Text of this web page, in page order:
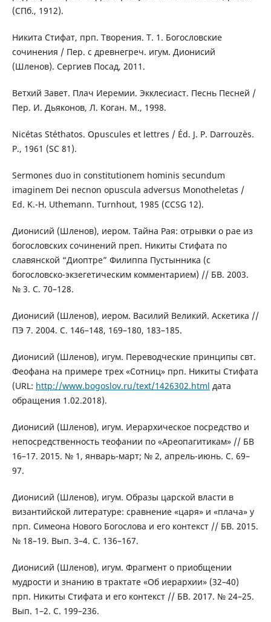
(СПб., 1912).
Никита Стифат, прп. Творения. Т. 1. Богословские
сочинения / Пер. с древнегреч. игум. Дионисий
(Шленов). Сергиев Посад, 2011.
Ветхий Завет. Плач Иеремии. Экклесиаст. Песнь Песней /
Пер. И. Дьяконов, Л. Коган. М., 1998.
Nicétas Stéthatos. Opuscules et lettres / Éd. J. P. Darrouzès.
P., 1961 (SС 81).
Sermones duo in constitutionem hominis secundum
imaginem Dei necnon opuscula adversus Monotheletas /
Ed. K.-H. Uthemann. Turnhout, 1985 (CCSG 12).
Дионисий (Шленов), иером. Тайна Рая: отрывки о рае из
богословских сочинений преп. Никиты Стифата по
славянской “Диоптре” Филиппа Пустынника (с
богословско-экзегетическим комментарием) // БВ. 2003.
№ 3. С. 70–128.
Дионисий (Шленов), иером. Василий Великий. Аскетика //
ПЭ 7. 2004. С. 146–148, 169–180, 183–185.
Дионисий (Шленов), игум. Переводческие принципы свт.
Феофана на примере трех «Сотниц» прп. Никиты Стифата
(URL: http://www.bogoslov.ru/text/1426302.html дата
обращения 1.02.2018).
Дионисий (Шленов), игум. Иерархическое посредство и
непосредственность теофании по «Ареопагитикам» // БВ
16–17. 2015. № 1, январь-март; № 2, апрель-июнь. C. 69–
97.
Дионисий (Шленов), игум. Образы царской власти в
византийской литературе: сравнение «царя» и «плача» у
прп. Симеона Нового Богослова и его контекст // БВ. 2015.
№ 18–19. Вып. 3–4. С. 136–167.
Дионисий (Шленов), игум. Фрагмент о приобщении
мудрости и знанию в трактате «Об иерархии» (32–40)
прп. Никиты Стифата и его контекст // БВ. 2017. № 24–25.
Вып. 1–2. С. 199–236.